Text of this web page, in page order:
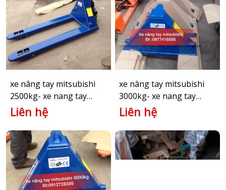
xe nâng tay mitsubishi
2500kg- xe nang tay
BF25
Liên hệ
xe nâng tay mitsubishi
3000kg- xe nang tay
BF30M
Liên hệ